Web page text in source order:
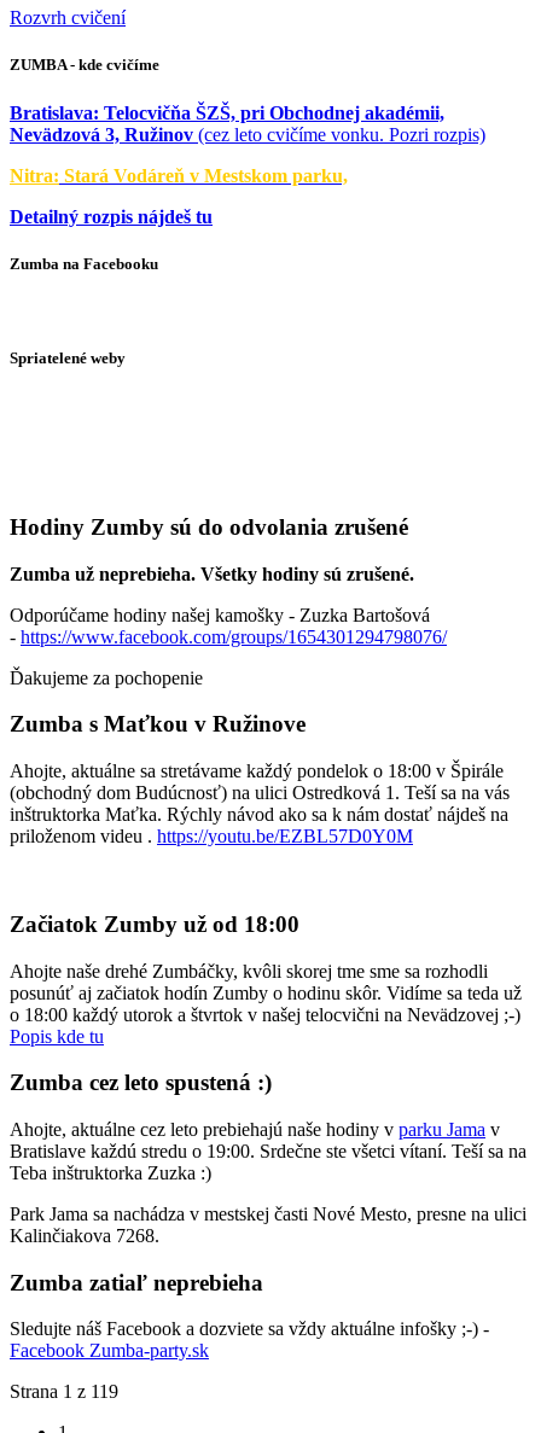
Rozvrh cvičení
ZUMBA - kde cvičíme
Bratislava: Telocvičňa ŠZŠ, pri Obchodnej akadémii,
Nevädzová 3, Ružinov (cez leto cvičíme vonku. Pozri rozpis)
Nitra: Stará Vodáreň v Mestskom parku,
Detailný rozpis nájdeš tu
Zumba na Facebooku
Spriatelené weby
Hodiny Zumby sú do odvolania zrušené
Zumba už neprebieha. Všetky hodiny sú zrušené.
Odporúčame hodiny našej kamošky - Zuzka Bartošová
- https://www.facebook.com/groups/1654301294798076/
Ďakujeme za pochopenie
Zumba s Maťkou v Ružinove
Ahojte, aktuálne sa stretávame každý pondelok o 18:00 v Špirále
(obchodný dom Budúcnosť) na ulici Ostredková 1. Teší sa na vás
inštruktorka Maťka. Rýchly návod ako sa k nám dostať nájdeš na
priloženom videu . https://youtu.be/EZBL57D0Y0M
Začiatok Zumby už od 18:00
Ahojte naše drehé Zumbáčky, kvôli skorej tme sme sa rozhodli
posunúť aj začiatok hodín Zumby o hodinu skôr. Vidíme sa teda už
o 18:00 každý utorok a štvrtok v našej telocvični na Nevädzovej ;-)
Popis kde tu
Zumba cez leto spustená :)
Ahojte, aktuálne cez leto prebiehajú naše hodiny v parku Jama v
Bratislave každú stredu o 19:00. Srdečne ste všetci vítaní. Teší sa na
Teba inštruktorka Zuzka :)
Park Jama sa nachádza v mestskej časti Nové Mesto, presne na ulici
Kalinčiakova 7268.
Zumba zatiaľ neprebieha
Sledujte náš Facebook a dozviete sa vždy aktuálne infošky ;-) -
Facebook Zumba-party.sk
Strana 1 z 119